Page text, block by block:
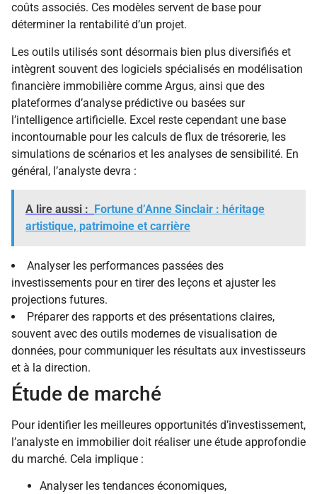
coûts associés. Ces modèles servent de base pour
déterminer la rentabilité d’un projet.
Les outils utilisés sont désormais bien plus diversifiés et
intègrent souvent des logiciels spécialisés en modélisation
financière immobilière comme Argus, ainsi que des
plateformes d’analyse prédictive ou basées sur
l’intelligence artificielle. Excel reste cependant une base
incontournable pour les calculs de flux de trésorerie, les
simulations de scénarios et les analyses de sensibilité. En
général, l’analyste devra :
A lire aussi : Fortune d’Anne Sinclair : héritage
artistique, patrimoine et carrière
Analyser les performances passées des
investissements pour en tirer des leçons et ajuster les
projections futures.
Préparer des rapports et des présentations claires,
souvent avec des outils modernes de visualisation de
données, pour communiquer les résultats aux investisseurs
et à la direction.
Étude de marché
Pour identifier les meilleures opportunités d’investissement,
l’analyste en immobilier doit réaliser une étude approfondie
du marché. Cela implique :
Analyser les tendances économiques,